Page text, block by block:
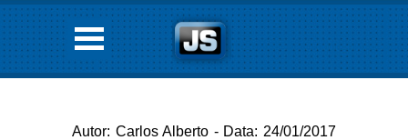
Autor: Carlos Alberto - Data: 24/01/2017